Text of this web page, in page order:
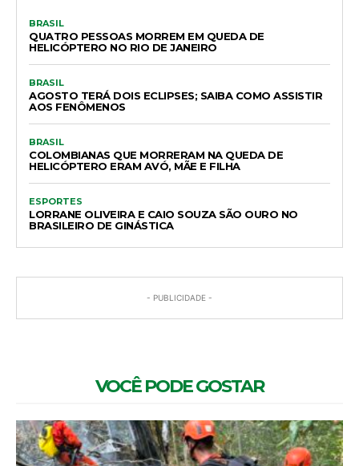
BRASIL
QUATRO PESSOAS MORREM EM QUEDA DE
HELICÓPTERO NO RIO DE JANEIRO
BRASIL
AGOSTO TERÁ DOIS ECLIPSES; SAIBA COMO ASSISTIR
AOS FENÔMENOS
BRASIL
COLOMBIANAS QUE MORRERAM NA QUEDA DE
HELICÓPTERO ERAM AVÓ, MÃE E FILHA
ESPORTES
LORRANE OLIVEIRA E CAIO SOUZA SÃO OURO NO
BRASILEIRO DE GINÁSTICA
- PUBLICIDADE -
VOCÊ PODE GOSTAR